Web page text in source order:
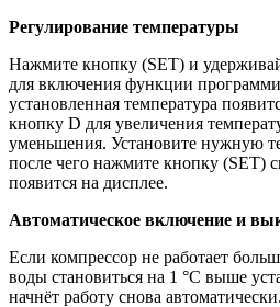
Регулирование температуры
Нажмите кнопку (SET) и
для включения функции
установленная температура
кнопку D для увеличения
уменьшения. Установите нужную
после чего нажмите кнопку (SET)
появится на дисплее.
Автоматическое включение и
Если компрессор не работает
воды становиться на 1 °C выше
начнёт работу снова